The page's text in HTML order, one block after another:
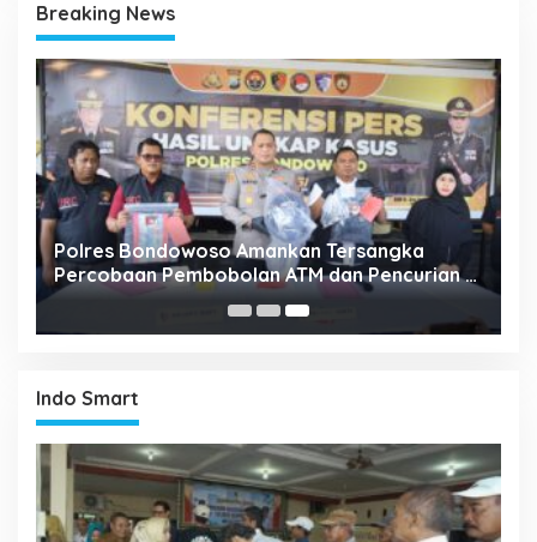
Breaking News
Polres Bondowoso Amankan Tersangka
Percobaan Pembobolan ATM dan Pencurian di
Tiga Lokasi
Indo Smart